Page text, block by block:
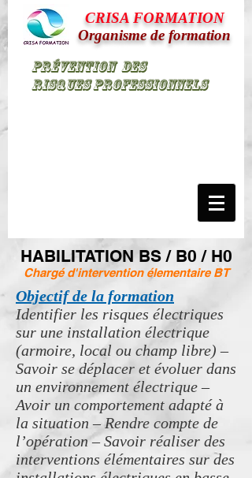
CRISA FORMATION
Organisme de formation
Préventiondes
RisquesProfessionnels
HABILITATION BS / B0 / H0
Chargé d'intervention élementaire BT
Objectif de la formation
Identifier les risques électriques
sur une installation électrique
(armoire, local ou champ libre) –
Savoir se déplacer et évoluer dans
un environnement électrique –
Avoir un comportement adapté à
la situation – Rendre compte de
l’opération – Savoir réaliser des
interventions élémentaires sur des